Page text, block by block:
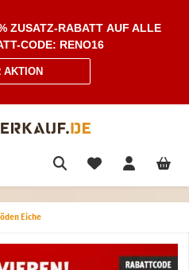
ZUSATZ-RABATT AUF ALLE
CODE: RENO16
AKTION
Eiche